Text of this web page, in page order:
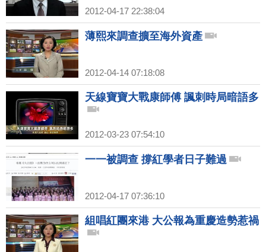
2012-04-17 22:38:04
薄熙來調查擴至海外資產
2012-04-14 07:18:08
天線寶寶大戰康師傅 諷刺時局暗語多
2012-03-23 07:54:10
一一被調查 撐紅學者日子難過
2012-04-17 07:36:10
組唱紅團來港 大公報為重慶造勢惹禍